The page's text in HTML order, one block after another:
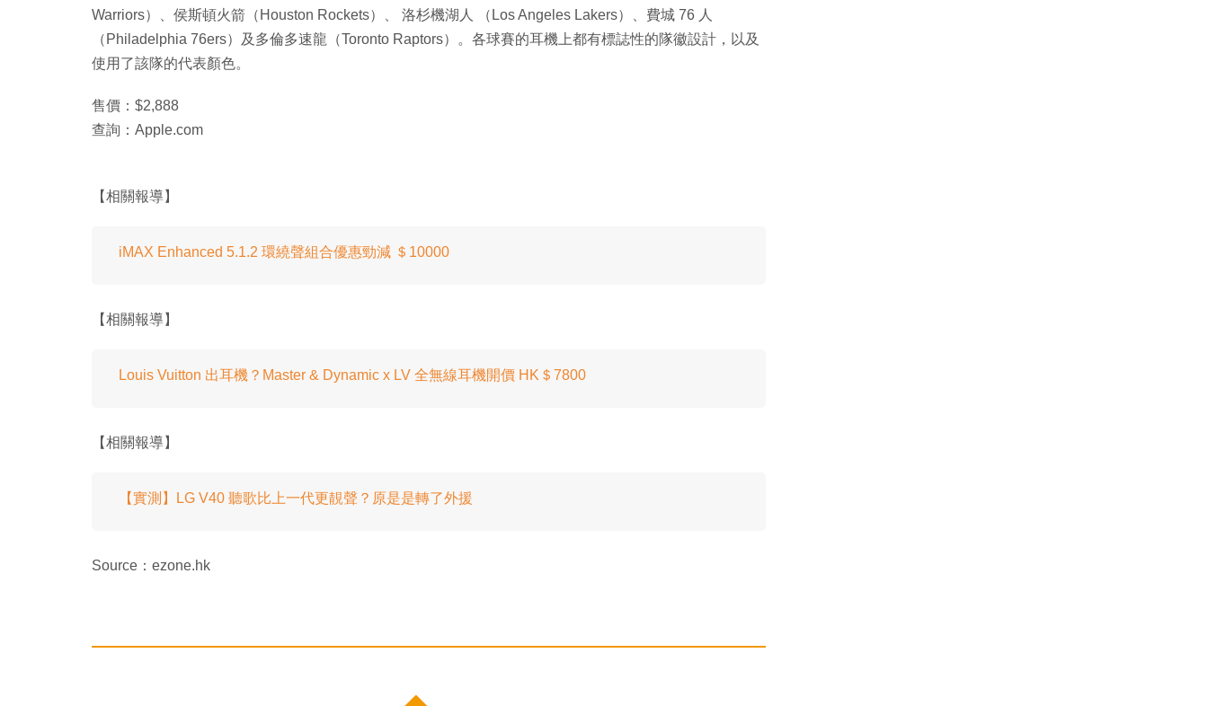
Warriors）、侯斯頓火箭（Houston Rockets）、 洛杉機湖人 （Los Angeles Lakers）、費城 76 人
（Philadelphia 76ers）及多倫多速龍（Toronto Raptors）。各球賽的耳機上都有標誌性的隊徽設計，以及
使用了該隊的代表顏色。
售價：$2,888
查詢：Apple.com
【相關報導】
iMAX Enhanced 5.1.2 環繞聲組合優惠勁減 ＄10000
【相關報導】
Louis Vuitton 出耳機？Master & Dynamic x LV 全無線耳機開價 HK＄7800
【相關報導】
【實測】LG V40 聽歌比上一代更靚聲？原是是轉了外援
Source：ezone.hk